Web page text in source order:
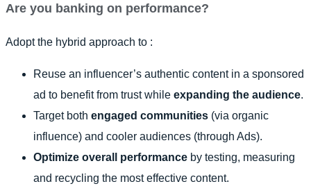
Are you banking on performance?
Adopt the hybrid approach to :
Reuse an influencer’s authentic content in a sponsored
ad to benefit from trust while expanding the audience.
Target both engaged communities (via organic
influence) and cooler audiences (through Ads).
Optimize overall performance by testing, measuring
and recycling the most effective content.